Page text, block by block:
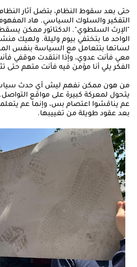
حتى بعد سقوط النظام، بتضل آثار
التفكير والسلوك السياسي. هاد
"الإرث السلطوي". الدكتاتور ممكن
الواحد ما بتختفي بيوم وليلة. ولهيك
لساتها بتتعامل مع السياسة بنفس
معي فأنت عدوي، وإذا انتقدت موقفي
الفكر يلي أنا مؤمن فيه فأنت متهم حتى
من هون ممكن نفهم ليش أي حدث
يتحول لمعركة كبيرة على مواقع التواصل.
عم يناقشوا اعتصام بس، وإنما عم
بعد عقود طويلة من تغييبها.